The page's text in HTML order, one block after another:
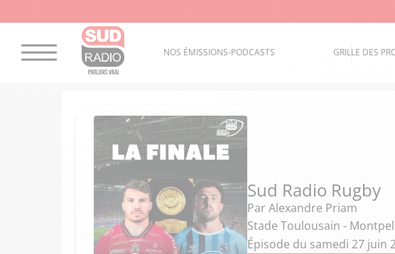
NOS ÉMISSIONS-PODCASTS GRILLE DES
Sud Radio Rugby
Par Alexandre Priam
Stade Toulousain -
Épisode du samedi 27 juin